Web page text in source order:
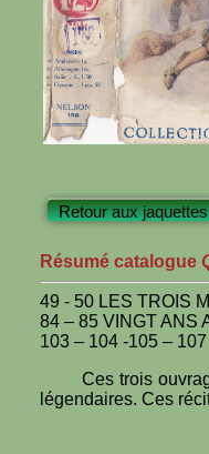
Retour aux jaquettes
Résumé catalogue
49 - 50 LES TROIS
84 – 85 VINGT ANS
103 – 104 -105 –
Ces trois
légendaires. Ces